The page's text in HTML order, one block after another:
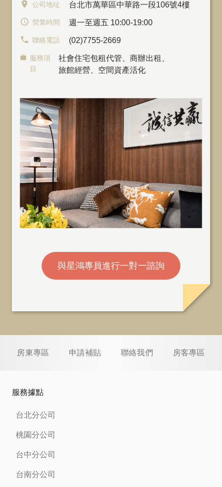
公司地址 台北市萬華區中華路一段106號4樓
營業時間 週一至週五 10:00-19:00
聯絡電話 (02)7755-2669
服務項
目
社會住宅包租代管 、商辦出租
旅館經營、空間資產活化
與星鴻專員進行一對一諮詢
房東專區 申請補貼 聯絡我們 房客專區
服務據點
台北分公司
桃園分公司
台中分公司
台南分公司